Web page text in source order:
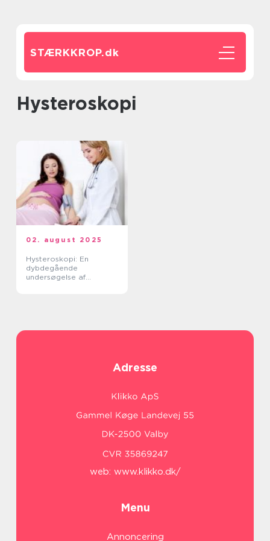
STÆRKKROP.dk
hysteroskopi
02. august 2025
Hysteroskopi: En
dybdegående
undersøgelse af
Adresse
web: www.klikko.dk/
Menu
Annoncering